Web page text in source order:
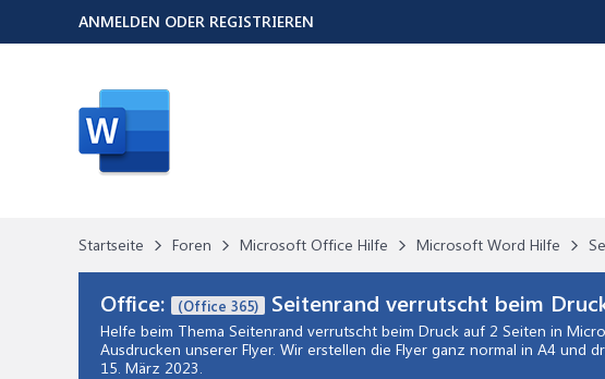
Startseite Foren Microsoft Office Hilfe Microsoft Word Hilfe
Office: (Office 365) Seitenrand verrutscht beim
Helfe beim Thema Seitenrand verrutscht beim Druck auf 2 Seiten in
Ausdrucken unserer Flyer. Wir erstellen die Flyer ganz normal in A4 und
15. März 2023.
ANMELDEN ODER REGISTRIEREN